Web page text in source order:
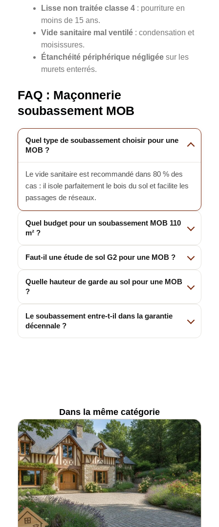
Lisse non traitée classe 4 : pourriture en
moins de 15 ans.
Vide sanitaire mal ventilé : condensation et
moisissures.
Étanchéité périphérique négligée sur les
murets enterrés.
FAQ : Maçonnerie
soubassement MOB
Quel type de soubassement choisir pour une
MOB ?
Le vide sanitaire est recommandé dans 80 % des
cas : il isole parfaitement le bois du sol et facilite les
passages de réseaux.
Quel budget pour un soubassement MOB 110
m² ?
Faut-il une étude de sol G2 pour une MOB ?
Quelle hauteur de garde au sol pour une MOB
?
Le soubassement entre-t-il dans la garantie
décennale ?
Dans la même catégorie